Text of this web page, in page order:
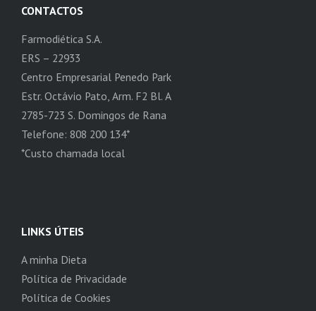
CONTACTOS
Farmodiética S.A.
ERS – 22933
Centro Empresarial Penedo Park
Estr. Octávio Pato, Arm. F2 Bl. A
2785-723 S. Domingos de Rana
Telefone: 808 200 134*
*Custo chamada local
LINKS ÚTEIS
A minha Dieta
Política de Privacidade
Política de Cookies